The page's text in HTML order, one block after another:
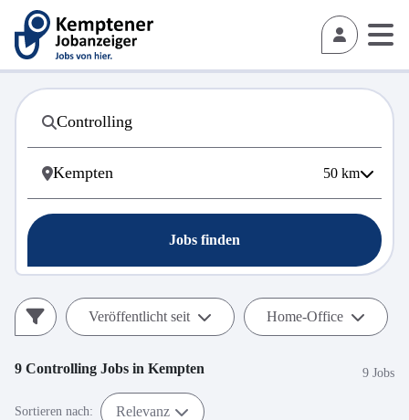
50 km
Jobs finden
Veröffentlicht seit Home-Office
9 Controlling Jobs in Kempten 9 Jobs
Sortieren nach: Relevanz